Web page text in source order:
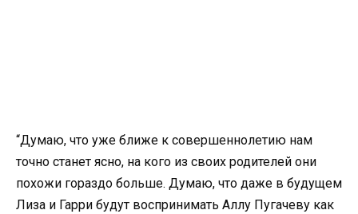
“Думаю, что уже ближе к совершеннолетию нам
точно станет ясно, на кого из своих родителей они
похожи гораздо больше. Думаю, что даже в будущем
Лиза и Гарри будут воспринимать Аллу Пугачеву как